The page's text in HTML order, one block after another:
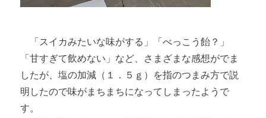
「スイカみたいな味がする」「べっこう飴？」
「甘すぎて飲めない」など、さまざまな感想がでま
したが、塩の加減（１．５ｇ）を指のつまみ方で説
明したので味がまちまちになってしまったようで
す。